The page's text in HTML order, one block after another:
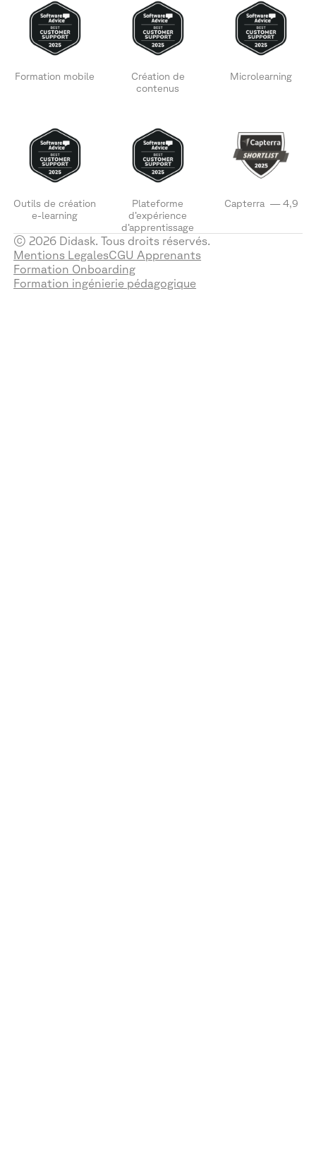
Formation mobile
Création de
contenus
Microlearning
Outils de création
e-learning
Plateforme
d’expérience
d’apprentissage
Capterra — 4,9
© 2026 Didask. Tous droits réservés.
Mentions LegalesCGU Apprenants
Formation Onboarding
Formation ingénierie pédagogique